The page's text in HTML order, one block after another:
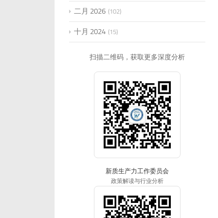
二月 2026 102
十月 2024 15
扫描二维码，获取更多深度分析
新质生产力工作委员会
政策解读与行业分析